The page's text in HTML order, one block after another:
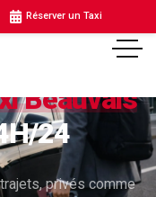
Réserver un Taxi
Beauvais
24
privés comme